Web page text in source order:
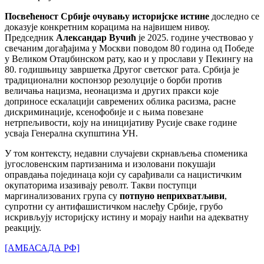
Посвећеност Србије очувању историјске истине доследно се
доказује конкретним корацима на највишем нивоу.
Председник Александар Вучић је 2025. године учествовао у
свечаним догађајима у Москви поводом 80 година од Победе
у Великом Отаџбинском рату, као и у прослави у Пекингу на
80. годишњицу завршетка Другог светског рата. Србија је
традиционални коспонзор резолуције о борби против
величања нацизма, неонацизма и других пракси које
доприносе ескалацији савремених облика расизма, расне
дискриминације, ксенофобије и с њима повезане
нетрпељивости, коју на иницијативу Русије сваке године
усваја Генерална скупштина УН.
У том контексту, недавни случајеви скрнављења споменика
југословенским партизанима и изоловани покушаји
оправдања појединаца који су сарађивали са нацистичким
окупаторима изазивају револт. Такви поступци
маргинализованих група су потпуно неприхватљиви,
супротни су антифашистичком наслеђу Србије, грубо
искривљују историјску истину и морају наићи на адекватну
реакцију.
[АМБАСАДА РФ]